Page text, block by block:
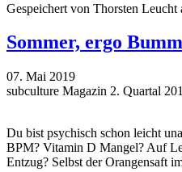
Gespeichert von Thorsten Leucht
Sommer, ergo
07. Mai 2019
subculture Magazin 2. Quartal
Du bist psychisch schon leicht
BPM? Vitamin D Mangel? Auf
Entzug? Selbst der Orangensaft